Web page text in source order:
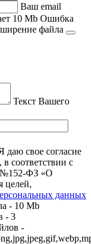
Ваш email
10 Mb Ошибка
файла
Текст Вашего
даю свое согласие
соответствии с
№152-ФЗ «О
целей,
данных
- 10 Mb
- 3
-